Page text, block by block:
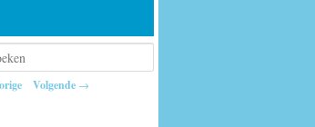
Volgende →